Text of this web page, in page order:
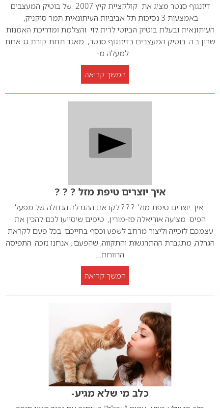
דיזנגוף סנטר מציג את קולקציית קיץ 2007 של בוטיק המעצבים
באמצעות 3 נסיכות תל אביביות העיתונאית תמר סוקניק,
העיתונאית ובעלת בוטיק הביוטי לרית לוי והצלמת ומדריכת האמנות
שרון ב.ה. בוטיק המעצבים בדיזנגוף סנטר, מאגד תחת קורת גג אחת
למעלה מ-…
המשך קריאה
איך יוצרים טיפת מזל ? ? ?
איך יוצרים טיפת מזל ? ? ? לקראת ההגרלה הגדולה של מפעל
הפיס מציעה אוריאלה פז-מורין, טיפים שיסייעו לכם להכין את
עצמכם לזכייה וליצור מרחב לשפע וכסף בחייכם: בכל פעם לקראת
הגרלה, מתגברת ההתרגשות והתקווה, שהפעם.. אנחנו נזכה. התפיסה
הרווחת…
המשך קריאה
כלב מי שלא מגיע-